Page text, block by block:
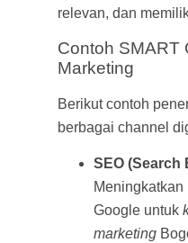
relevan, dan
Contoh SMART
Marketing
Berikut contoh
berbagai channel
SEO (Search
Google untuk
marketing